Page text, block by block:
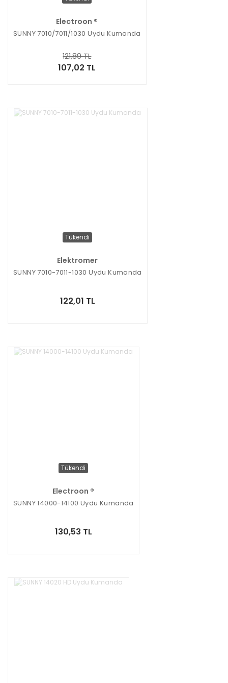
Electroon ®
SUNNY 7010/7011/1030 Uydu Kumanda
107,02 TL
121,89 TL
Tükendi
Elektromer
SUNNY 7010-7011-1030 Uydu Kumanda
122,01 TL
Tükendi
Electroon ®
SUNNY 14000-14100 Uydu Kumanda
130,53 TL